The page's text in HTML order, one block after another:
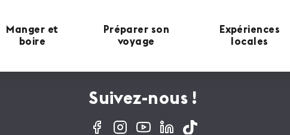
Manger et
boire
Préparer son
voyage
Expériences
locales
Suivez-nous !